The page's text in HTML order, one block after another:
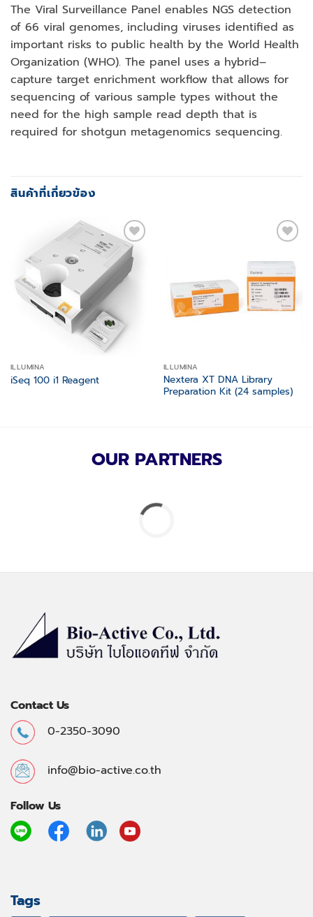
The Viral Surveillance Panel enables NGS detection
of 66 viral genomes, including viruses identified as
important risks to public health by the World Health
Organization (WHO). The panel uses a hybrid–
capture target enrichment workflow that allows for
sequencing of various sample types without the
need for the high sample read depth that is
required for shotgun metagenomics sequencing.
สินค้าที่เกี่ยวข้อง
Add to
wishlist
ILLUMINA
iSeq 100 i1 Reagent
wishlist
ILLUMINA
Nextera XT DNA Library
Preparation Kit (24 samples)
OUR PARTNERS
Contact Us
0-2350-3090
info@bio-active.co.th
Follow Us
Tags